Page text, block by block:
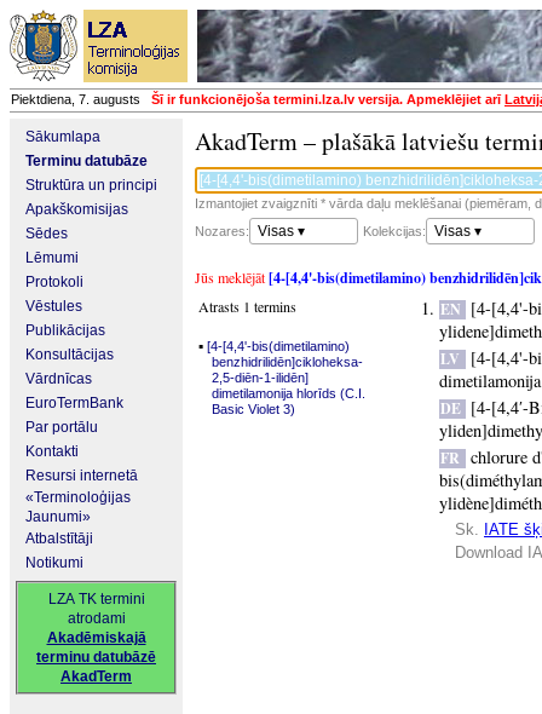
Piektdiena, 7. augusts Šī ir funkcionējoša termini.lza.lv versija. Apmeklējiet arī
Sākumlapa
Terminu datubāze
Struktūra un principi
Apakškomisijas
Sēdes
Lēmumi
Protokoli
Vēstules
Publikācijas
Konsultācijas
Vārdnīcas
EuroTermBank
Par portālu
Kontakti
Resursi internetā
«Terminoloģijas
Jaunumi»
Atbalstītāji
Notikumi
LZA TK termini
atrodami
Akadēmiskajā
terminu datubāzē
AkadTerm
AkadTerm – plašākā latviešu
Izmantojiet zvaigznīti * vārda daļu meklēšanai (piemēram,
Nozares:
Visas ▾ Kolekcijas: Visas ▾
Jūs meklējāt[4-[4,4'-bis(dimetilamino)
Atrasts 1 termins
▪ [4-[4,4'-bis(dimetilamino)
benzhidrilidēn]cikloheksa-
2,5-diēn-1-ilidēn]
dimetilamonija hlorīds (C.I.
Basic Violet 3)
EN [4-[4,4'-
LV
[4-[4,4'-
DE [4-[4,4′-
FR chlorure
Sk. IATE
Download